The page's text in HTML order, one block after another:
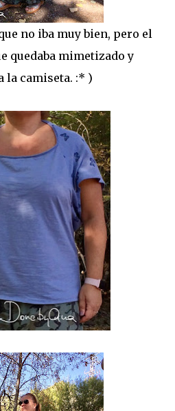
no iba muy bien, pero el
quedaba mimetizado y
la camiseta. :* )